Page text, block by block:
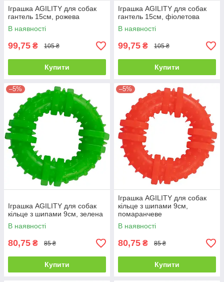
Іграшка AGILITY для собак
гантель 15см, рожева
В наявності
99,75 ₴ 105 ₴
Купити
Іграшка AGILITY для собак
гантель 15см, фіолетова
В наявності
99,75 ₴ 105 ₴
Купити
–5%
Іграшка AGILITY для собак
кільце з шипами 9см, зелена
В наявності
80,75 ₴ 85 ₴
Купити
–5%
Іграшка AGILITY для собак
кільце з шипами 9см,
помаранчеве
В наявності
80,75 ₴ 85 ₴
Купити